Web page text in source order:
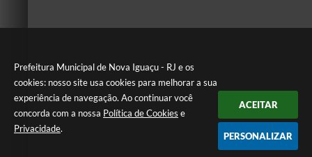
Prefeitura Municipal de Nova Iguaçu - RJ e os
cookies: nosso site usa cookies para melhorar a sua
experiência de navegação. Ao continuar você
concorda com a nossa Política de Cookies e
Privacidade.
ACEITAR
PERSONALIZAR